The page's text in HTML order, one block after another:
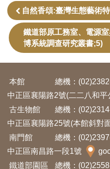
藏
研
究
便
民
服
務
政
府
公
自然香頌:臺灣生態藝術
鐵道部原工務室、電源
博系統調查研究叢書;5)
本館 總機：
中正區襄陽路2號(二二八和平
古生物館
總機：
中正區襄陽路25號(本館斜對
南門館
總機：
中正區南昌路一段1號
鐵道部園區
總機：